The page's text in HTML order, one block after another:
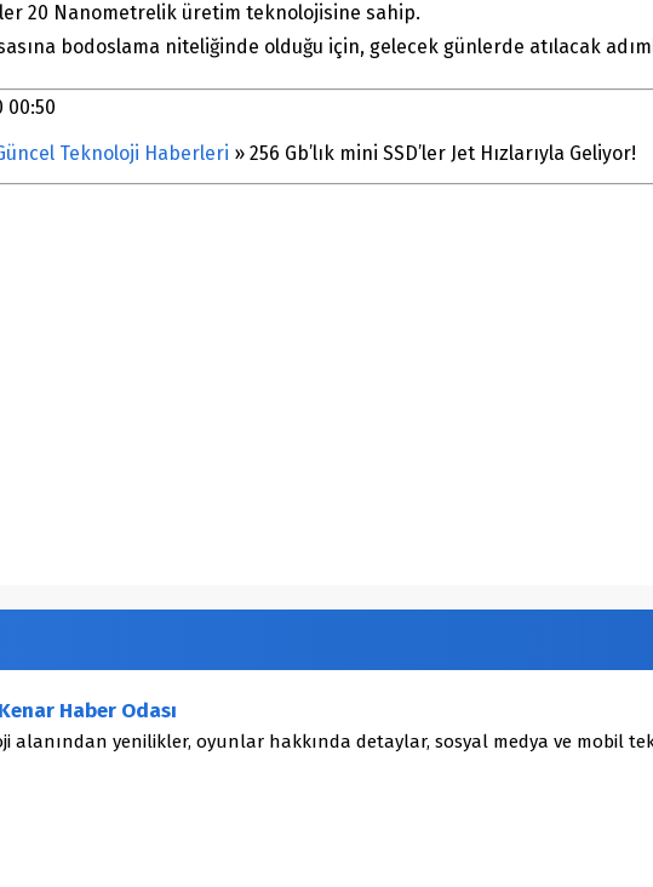
20 Nanometrelik üretim teknolojisine sahip.
bodoslama niteliğinde olduğu için, gelecek günlerde atılacak
00:50
Teknoloji Haberleri » 256 Gb’lık mini SSD’ler Jet Hızlarıyla Geliyor!
Haber Odası
alanından yenilikler, oyunlar hakkında detaylar, sosyal medya ve mobil